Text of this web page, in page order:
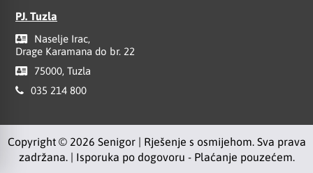
PJ. Tuzla
Naselje Irac,
Drage Karamana do br. 22
75000, Tuzla
035 214 800
Copyright © 2026 Senigor | Rješenje s osmijehom. Sva prava
zadržana. | Isporuka po dogovoru - Plaćanje pouzećem.